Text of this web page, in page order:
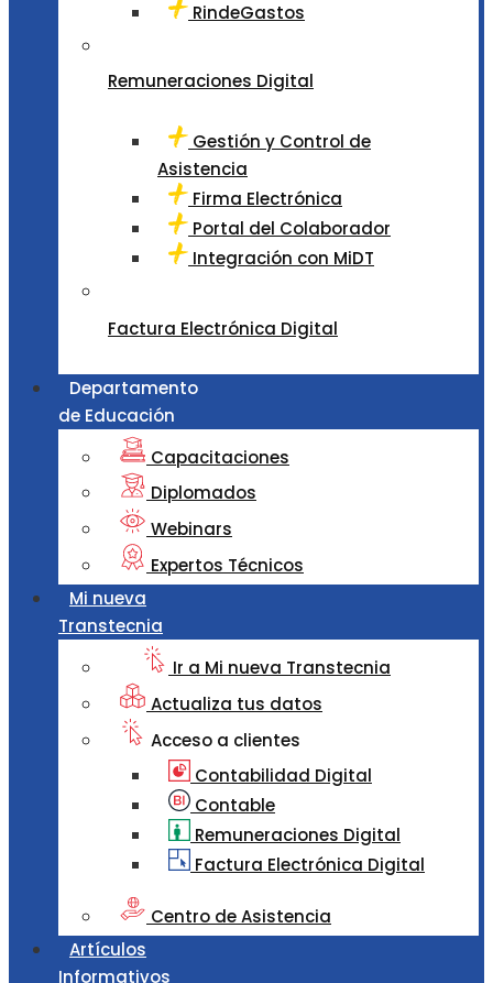
RindeGastos
Remuneraciones Digital
Gestión y Control de
Asistencia
Firma Electrónica
Portal del Colaborador
Integración con MiDT
Factura Electrónica Digital
Departamento
de Educación
Capacitaciones
Diplomados
Webinars
Expertos Técnicos
Mi nueva
Transtecnia
Ir a Mi nueva Transtecnia
Actualiza tus datos
Acceso a clientes
Contabilidad Digital
Contable
Remuneraciones Digital
Factura Electrónica Digital
Centro de Asistencia
Artículos
Informativos